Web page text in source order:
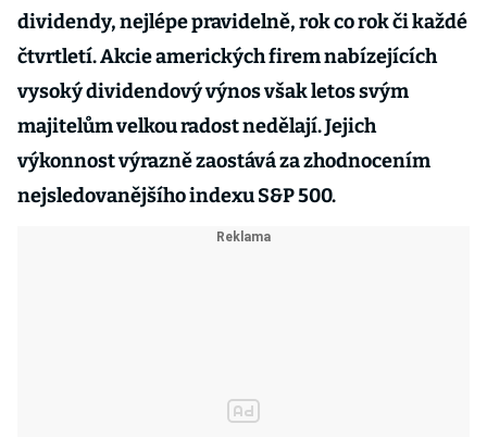
dividendy, nejlépe pravidelně, rok co rok či každé
čtvrtletí. Akcie amerických firem nabízejících
vysoký dividendový výnos však letos svým
majitelům velkou radost nedělají. Jejich
výkonnost výrazně zaostává za zhodnocením
nejsledovanějšího indexu S&P 500.